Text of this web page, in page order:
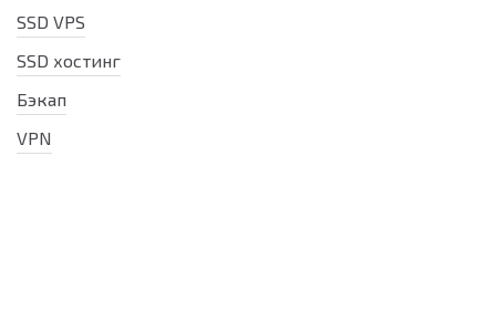
SSD VPS
SSD хостинг
Бэкап
VPN